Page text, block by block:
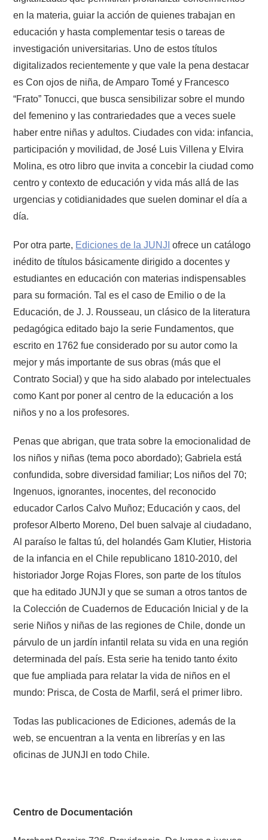
en la materia, guiar la acción de quienes trabajan en
educación y hasta complementar tesis o tareas de
investigación universitarias. Uno de estos títulos
digitalizados recientemente y que vale la pena destacar
es Con ojos de niña, de Amparo Tomé y Francesco
“Frato” Tonucci, que busca sensibilizar sobre el mundo
del femenino y las contrariedades que a veces suele
haber entre niñas y adultos. Ciudades con vida: infancia,
participación y movilidad, de José Luis Villena y Elvira
Molina, es otro libro que invita a concebir la ciudad como
centro y contexto de educación y vida más allá de las
urgencias y cotidianidades que suelen dominar el día a
día.
Por otra parte, Ediciones de la JUNJI ofrece un catálogo
inédito de títulos básicamente dirigido a docentes y
estudiantes en educación con materias indispensables
para su formación. Tal es el caso de Emilio o de la
Educación, de J. J. Rousseau, un clásico de la literatura
pedagógica editado bajo la serie Fundamentos, que
escrito en 1762 fue considerado por su autor como la
mejor y más importante de sus obras (más que el
Contrato Social) y que ha sido alabado por intelectuales
como Kant por poner al centro de la educación a los
niños y no a los profesores.
Penas que abrigan, que trata sobre la emocionalidad de
los niños y niñas (tema poco abordado); Gabriela está
confundida, sobre diversidad familiar; Los niños del 70;
Ingenuos, ignorantes, inocentes, del reconocido
educador Carlos Calvo Muñoz; Educación y caos, del
profesor Alberto Moreno, Del buen salvaje al ciudadano,
Al paraíso le faltas tú, del holandés Gam Klutier, Historia
de la infancia en el Chile republicano 1810-2010, del
historiador Jorge Rojas Flores, son parte de los títulos
que ha editado JUNJI y que se suman a otros tantos de
la Colección de Cuadernos de Educación Inicial y de la
serie Niños y niñas de las regiones de Chile, donde un
párvulo de un jardín infantil relata su vida en una región
determinada del país. Esta serie ha tenido tanto éxito
que fue ampliada para relatar la vida de niños en el
mundo: Prisca, de Costa de Marfil, será el primer libro.
Todas las publicaciones de Ediciones, además de la
web, se encuentran a la venta en librerías y en las
oficinas de JUNJI en todo Chile.
Centro de Documentación